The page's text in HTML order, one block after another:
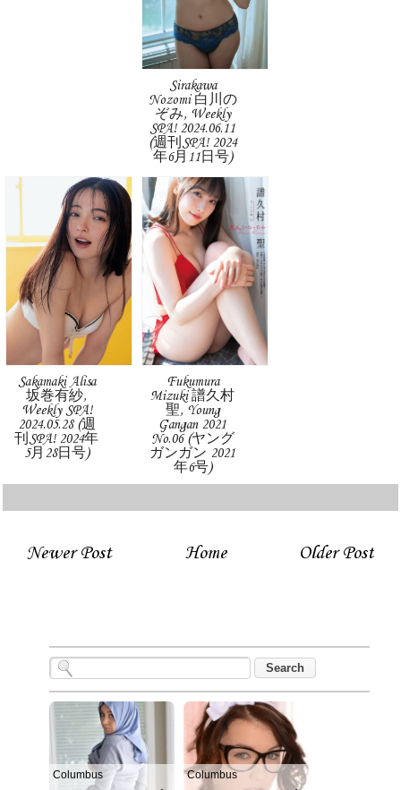
Sirakawa
Nozomi 白川の
ぞみ, Weekly
SPA! 2024.06.11
(週刊SPA! 2024
年6月11日号)
Sakamaki Alisa
坂巻有紗,
Weekly SPA!
2024.05.28 (週
刊SPA! 2024年
5月28日号)
Fukumura
Mizuki 譜久村
聖, Young
Gangan 2021
No.06 (ヤング
ガンガン 2021
年6号)
Newer Post Older Post
Home
Columbus Columbus